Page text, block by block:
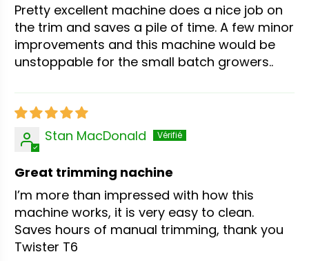
Pretty excellent machine does a nice job on
the trim and saves a pile of time. A few minor
improvements and this machine would be
unstoppable for the small batch growers..
Stan MacDonald
Great trimming nachine
I’m more than impressed with how this
machine works, it is very easy to clean.
Saves hours of manual trimming, thank you
Twister T6